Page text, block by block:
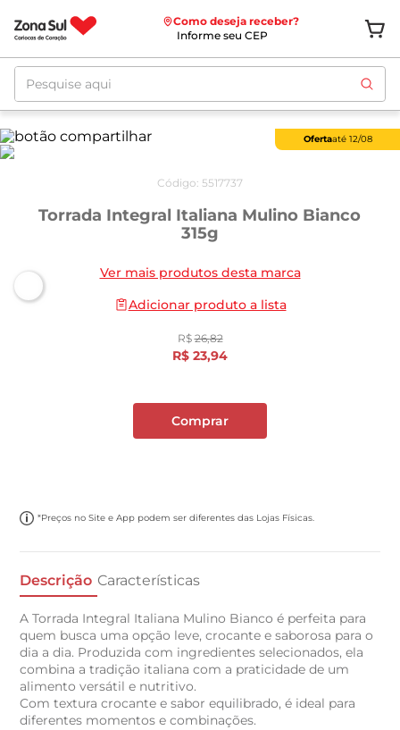
Como deseja receber?
Informe seu CEP
Pesquise aqui
Ofertaaté 12/08
Código: 5517737
Torrada Integral Italiana Mulino Bianco
315g
Ver mais produtos desta marca
Adicionar produto a lista
R$ 26,82
R$ 23,94
Comprar
*Preços no Site e App podem ser diferentes das Lojas Físicas.
Descrição Características
A Torrada Integral Italiana Mulino Bianco é perfeita para
quem busca uma opção leve, crocante e saborosa para o
dia a dia. Produzida com ingredientes selecionados, ela
combina a tradição italiana com a praticidade de um
alimento versátil e nutritivo.
Com textura crocante e sabor equilibrado, é ideal para
diferentes momentos e combinações.